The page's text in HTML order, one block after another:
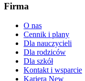
Firma
O nas
Cennik i plany
Dla nauczycieli
Dla rodziców
Dla szkół
Kontakt i wsparcie
Kariera New